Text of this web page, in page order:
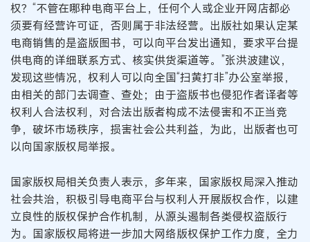
权？“不管在哪种电商平台上，任何个人或企业开网店都必
须要有经营许可证，否则属于非法经营。出版社如果认定某
电商销售的是盗版图书，可以向平台发出通知，要求平台提
供电商的详细联系方式、核实供货渠道等。”张洪波建议，
发现这些情况，权利人可以向全国“扫黄打非”办公室举报，
由相关的部门去调查、查处；由于盗版书也侵犯作者译者等
权利人合法权利，对合法出版者构成不法侵害和不正当竞
争，破坏市场秩序，损害社会公共利益，为此，出版者也可
以向国家版权局举报。
国家版权局相关负责人表示，多年来，国家版权局深入推动
社会共治，积极引导电商平台与权利人开展版权合作，以建
立良性的版权保护合作机制，从源头遏制各类侵权盗版行
为。国家版权局将进一步加大网络版权保护工作力度，全力